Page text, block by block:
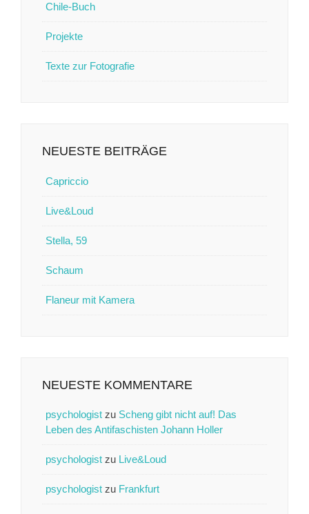
Chile-Buch
Projekte
Texte zur Fotografie
NEUESTE BEITRÄGE
Capriccio
Live&Loud
Stella, 59
Schaum
Flaneur mit Kamera
NEUESTE KOMMENTARE
psychologist zu Scheng gibt nicht auf! Das
Leben des Antifaschisten Johann Holler
psychologist zu Live&Loud
psychologist zu Frankfurt